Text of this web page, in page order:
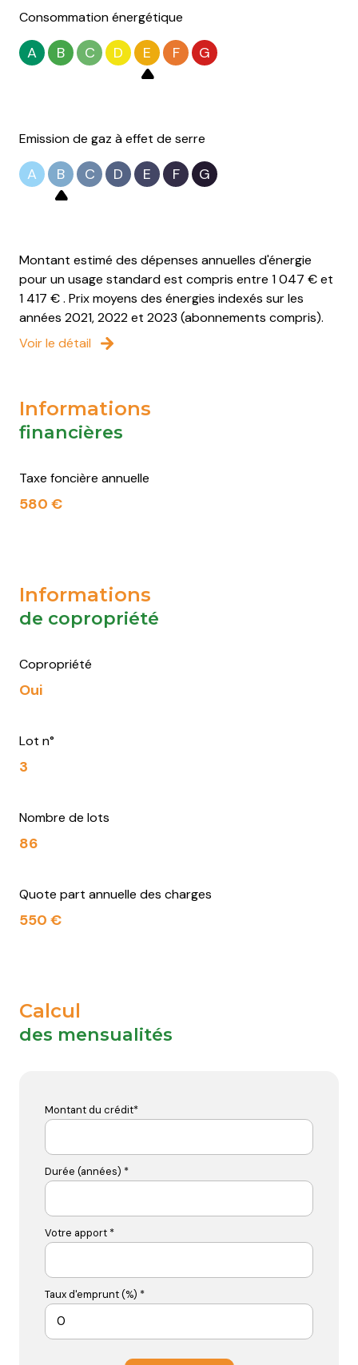
Consommation énergétique
A B C D E F G
Emission de gaz à effet de serre
A B C D E F G
Montant estimé des dépenses annuelles d'énergie
pour un usage standard est compris entre 1 047 € et
1 417 € . Prix moyens des énergies indexés sur les
années 2021, 2022 et 2023 (abonnements compris).
Voir le détail
Informations
financières
Taxe foncière annuelle
580 €
Informations
de copropriété
Copropriété
Oui
Lot n°
3
Nombre de lots
86
Quote part annuelle des charges
550 €
Calcul
des mensualités
Montant du crédit*
Durée (années) *
Votre apport *
Taux d'emprunt (%) *